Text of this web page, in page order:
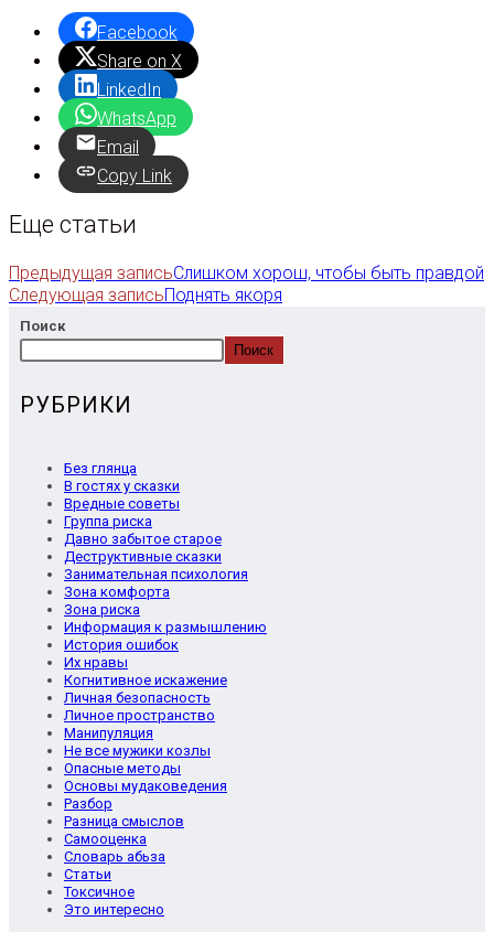
Facebook
Share on X
LinkedIn
WhatsApp
Email
Copy Link
Еще статьи
Предыдущая записьСлишком хорош, чтобы быть правдой
Следующая записьПоднять якоря
Поиск
Поиск
РУБРИКИ
Без глянца
В гостях у сказки
Вредные советы
Группа риска
Давно забытое старое
Деструктивные сказки
Занимательная психология
Зона комфорта
Зона риска
Информация к размышлению
История ошибок
Их нравы
Когнитивное искажение
Личная безопасность
Личное пространство
Манипуляция
Не все мужики козлы
Опасные методы
Основы мудаковедения
Разбор
Разница смыслов
Самооценка
Словарь абьза
Статьи
Токсичное
Это интересно